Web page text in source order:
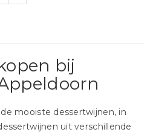
bij
mooiste dessertwijnen, in
uit verschillende